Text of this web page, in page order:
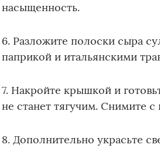
насыщенность.
6. Разложите полоски сыра
паприкой и итальянскими
7. Накройте крышкой и
не станет тягучим. Снимите
8. Дополнительно украсьте